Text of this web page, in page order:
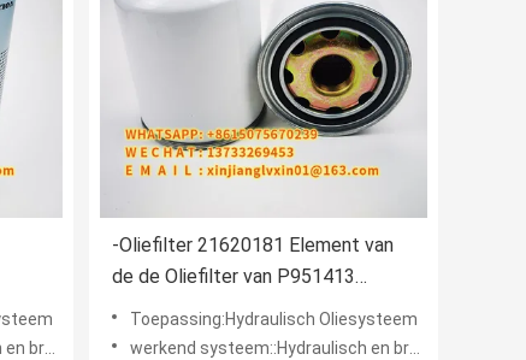
-Oliefilter 21620181 Element van
de de Oliefilter van P951413
T280W AD27747 het Industriële
Toepassing:Hydraulisch Oliesysteem
werkend systeem::Hydraulisch en brandstofsysteem